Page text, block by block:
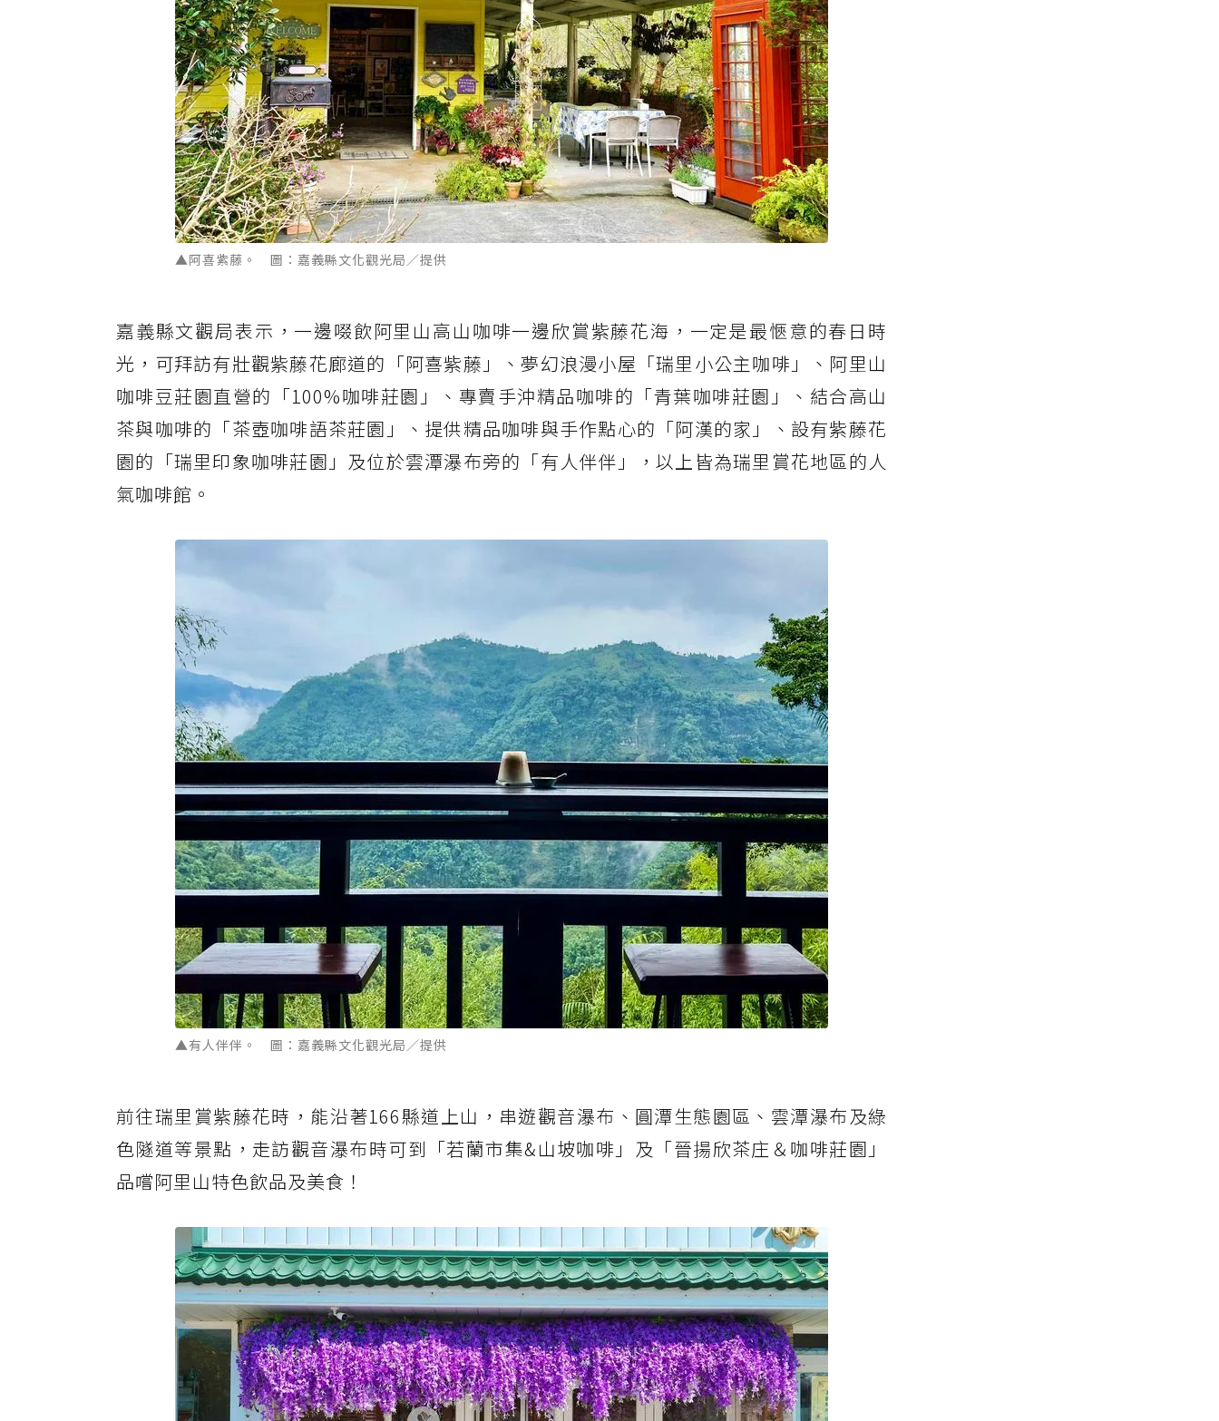
▲阿喜紫藤。 圖：嘉義縣文化觀光局／提供
嘉義縣文觀局表示，一邊啜飲阿里山高山咖啡一邊欣賞紫藤花海，一定是最愜意的春日時
光，可拜訪有壯觀紫藤花廊道的「阿喜紫藤」、夢幻浪漫小屋「瑞里小公主咖啡」、阿里山
咖啡豆莊園直營的「100%咖啡莊園」、專賣手沖精品咖啡的「青葉咖啡莊園」、結合高山
茶與咖啡的「茶壺咖啡語茶莊園」、提供精品咖啡與手作點心的「阿漢的家」、設有紫藤花
園的「瑞里印象咖啡莊園」及位於雲潭瀑布旁的「有人伴伴」，以上皆為瑞里賞花地區的人
氣咖啡館。
▲有人伴伴。 圖：嘉義縣文化觀光局／提供
前往瑞里賞紫藤花時，能沿著166縣道上山，串遊觀音瀑布、圓潭生態園區、雲潭瀑布及綠
色隧道等景點，走訪觀音瀑布時可到「若蘭市集&山坡咖啡」及「晉揚欣茶庄＆咖啡莊園」
品嚐阿里山特色飲品及美食！